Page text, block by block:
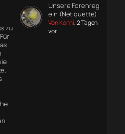
zu
Unsere Forenreg
eln (Netiquette)
Von Konni, 2 Tagen
vor